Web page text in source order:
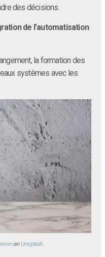
des décisions.
de l’automatisation
la formation des
systèmes avec les
on Unsplash